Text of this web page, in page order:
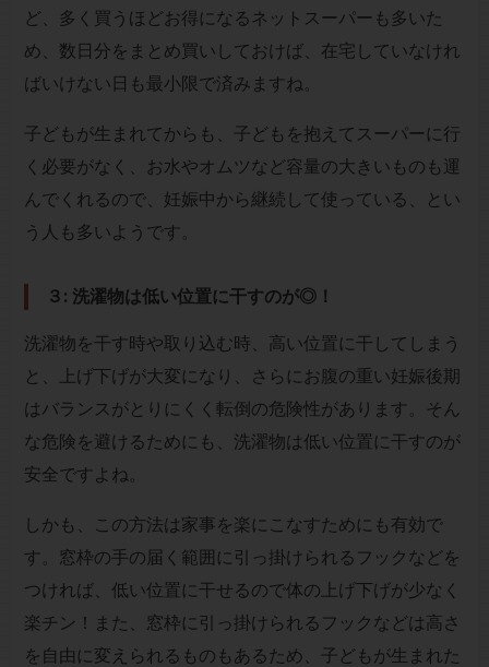
ど、多く買うほどお得になるネットスーパーも多いた
め、数日分をまとめ買いしておけば、在宅していなけれ
ばいけない日も最小限で済みますね。
子どもが生まれてからも、子どもを抱えてスーパーに行
く必要がなく、お水やオムツなど容量の大きいものも運
んでくれるので、妊娠中から継続して使っている、とい
う人も多いようです。
３: 洗濯物は低い位置に干すのが◎！
洗濯物を干す時や取り込む時、高い位置に干してしまう
と、上げ下げが大変になり、さらにお腹の重い妊娠後期
はバランスがとりにくく転倒の危険性があります。そん
な危険を避けるためにも、洗濯物は低い位置に干すのが
安全ですよね。
しかも、この方法は家事を楽にこなすためにも有効で
す。窓枠の手の届く範囲に引っ掛けられるフックなどを
つければ、低い位置に干せるので体の上げ下げが少なく
楽チン！また、窓枠に引っ掛けられるフックなどは高さ
を自由に変えられるものもあるため、子どもが生まれた